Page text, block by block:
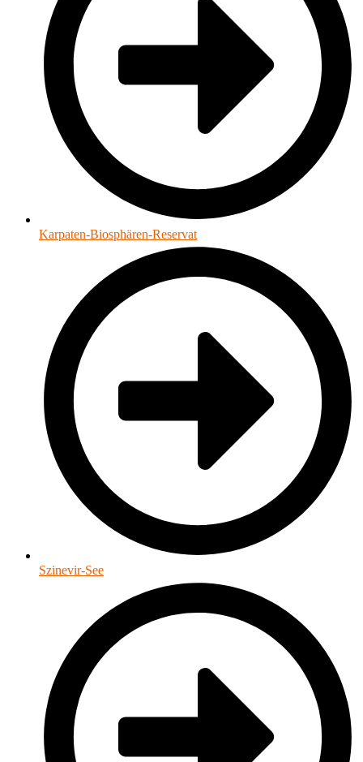
Karpaten-Biosphären-Reservat
Szinevir-See